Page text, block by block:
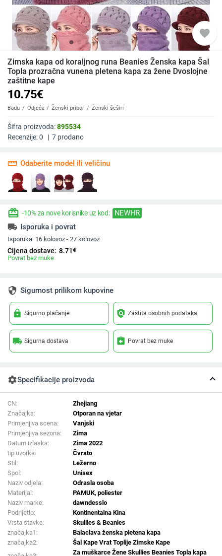
favorite
Zimska kapa od koraljnog runa Beanies Ženska kapa Šal
Topla prozračna vunena pletena kapa za žene Dvoslojne
zaštitne kape
10.75€
Badu Odjeća Ženski pribor Ženski šeširi
Šifra proizvoda:895534
Recenzije:0 | 7 prodano
straighten Odaberite model ili veličinu
redeem -10% za nove korisnike uz kod: NEWHR
local_shipping Isporuka i povrat
Isporuka: 16 kolovoz - 27 kolovoz
Cijena dostave: 8.71€
Povrat bez muke
security Sigurnost prilikom kupovine
lock Sigurno plaćanje policy Zaštita osobnih podataka
local_shipping Sigurna dostava assignment_return Povrat bez muke
settingsSpecifikacije proizvoda
CN:
Zhejiang
Značajka:
Otporan na vjetar
Primjenjiva scena:
Vanjski
Primjenjiva sezona:
Zima
Datum izlaska:
Zima 2022
tip uzorka:
Čvrsto
Stil:
Ležerno
Spol:
Unisex
Naziv odjela:
Odrasla osoba
Materijal:
PAMUK, poliester
Naziv marke:
dawndesslo
Podrijetlo:
Kontinentalna Kina
Vrsta stavke:
Skullies & Beanies
značajka1:
Balaclava ženska pletena kapa
značajka2:
Šal Kape Vrat Toplije Zimske Kape
Za muškarce Žene Skullies Beanies Topla kapa